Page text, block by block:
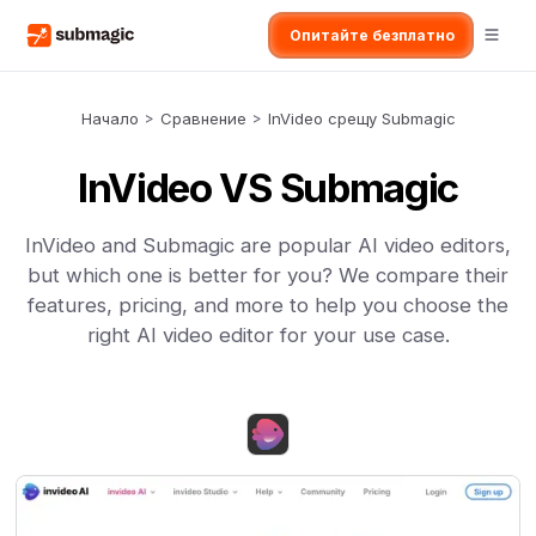
Опитайте безплатно
Начало > Сравнение > InVideo срещу Submagic
InVideo VS Submagic
InVideo and Submagic are popular AI video editors,
but which one is better for you? We compare their
features, pricing, and more to help you choose the
right AI video editor for your use case.